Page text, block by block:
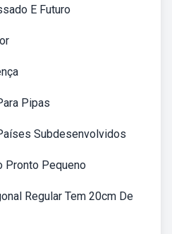
E Futuro
Pipas
Subdesenvolvidos
Pronto Pequeno
Regular Tem 20cm De